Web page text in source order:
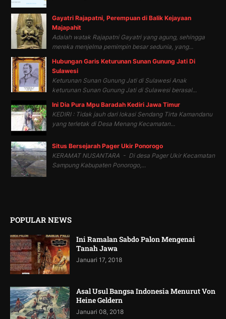
Gayatri Rajapatni, Perempuan di Balik Kejayaan
Majapahit
Adalah watak Rajapatni Gayatri yang agung, sehingga
mereka menjelma pemimpin besar sedunia, yang...
Hubungan Garis Keturunan Sunan Gunung Jati Di
Sulawesi
Keturunan Sunan Gunung Jati di Sulawesi Anak
keturunan Sunan Gunung Jati di Sulawesi berasal...
Ini Dia Pura Mpu Baradah Kediri Jawa Timur
KEDIRI : Tidak jauh dari lokasi Sendang Tirta Kamandanu
yang terletak di Desa Menang Kecamatan...
Situs Bersejarah Pager Ukir Ponorogo
KERAMAT NUSANTARA - Di desa Pager Ukir Kecamatan
Sampung Kabupaten Ponorogo,...
POPULAR NEWS
Ini Ramalan Sabdo Palon Mengenai
Tanah Jawa
Januari 17, 2018
Asal Usul Bangsa Indonesia Menurut Von
Heine Geldern
Januari 08, 2018